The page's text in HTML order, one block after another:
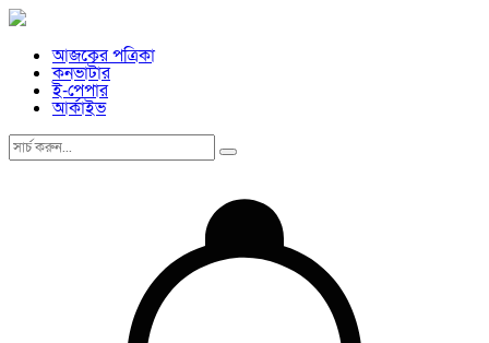
আজকের পত্রিকা
কনভার্টার
ই-পেপার
আর্কাইভ